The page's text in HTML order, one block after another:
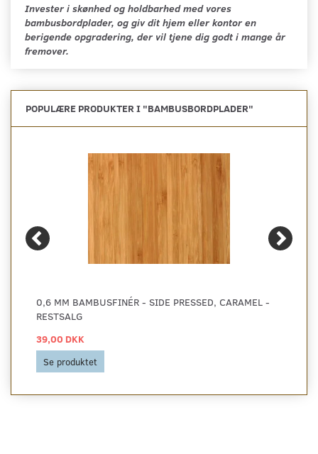
Invester i skønhed og holdbarhed med vores
bambusbordplader, og giv dit hjem eller kontor en
berigende opgradering, der vil tjene dig godt i mange år
fremover.
POPULÆRE PRODUKTER I "BAMBUSBORDPLADER"
0,6 MM BAMBUSFINÉR - SIDE PRESSED, CARAMEL -
RESTSALG
39,00 DKK
Se produktet